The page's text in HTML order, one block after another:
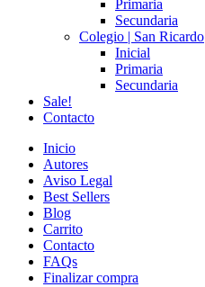
Primaria
Secundaria
Colegio | San Ricardo
Inicial
Primaria
Secundaria
Sale!
Contacto
Inicio
Autores
Aviso Legal
Best Sellers
Blog
Carrito
Contacto
FAQs
Finalizar compra